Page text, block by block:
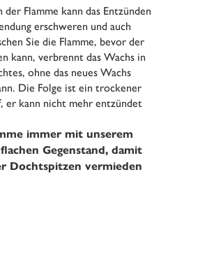
Flamme kann das Entzünden
erschweren und auch
Sie die Flamme, bevor der
kann, verbrennt das Wachs in
ohne das neues Wachs
Die Folge ist ein trockener
er kann nicht mehr entzündet
immer mit unserem
Gegenstand, damit
Dochtspitzen vermieden